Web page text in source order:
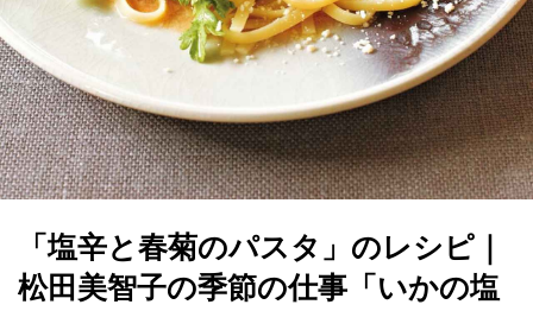
「塩辛と春菊のパスタ」のレシピ｜
松田美智子の季節の仕事「いかの塩